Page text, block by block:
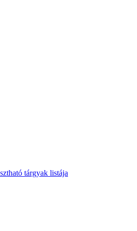
tárgyak listája